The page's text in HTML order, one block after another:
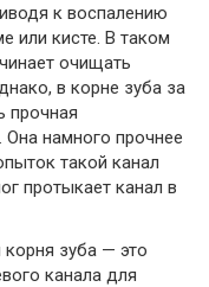
к воспалению
или кисте. В таком
очищать
в корне зуба за
прочная
Она намного прочнее
такой канал
протыкает канал в
зуба — это
канала для